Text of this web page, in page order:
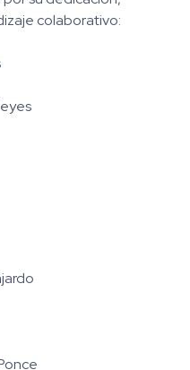
colaborativo: